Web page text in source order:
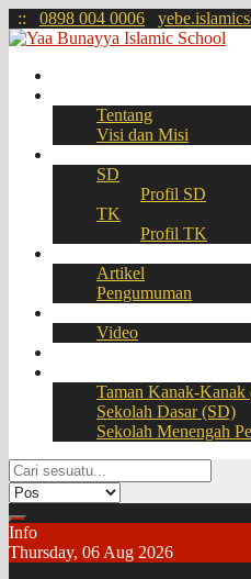
:: 0898 004 0006
Tentang
Visi dan Misi
SD
Profil SD
TK
Profil TK
Artikel
Pengumuman
Video
Taman Kanak-
Sekolah Dasar (SD)
Sekolah Menengah
Info
Thursday, 06 Aug 2026